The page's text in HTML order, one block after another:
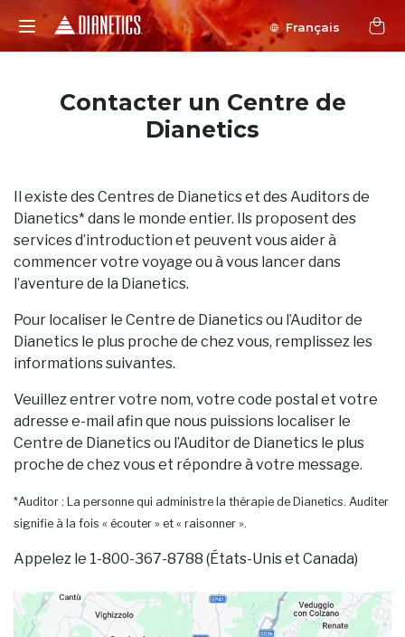
Français
Contacter un Centre de
Dianetics
Il existe des Centres de Dianetics et des Auditors de
Dianetics* dans le monde entier. Ils proposent des
services d’introduction et peuvent vous aider à
commencer votre voyage ou à vous lancer dans
l’aventure de la Dianetics.
Pour localiser le Centre de Dianetics ou l’Auditor de
Dianetics le plus proche de chez vous, remplissez les
informations suivantes.
Veuillez entrer votre nom, votre code postal et votre
adresse e-mail afin que nous puissions localiser le
Centre de Dianetics ou l’Auditor de Dianetics le plus
proche de chez vous et répondre à votre message.
*Auditor : La personne qui administre la thérapie de Dianetics. Auditer
signifie à la fois « écouter » et « raisonner ».
Appelez le 1-800-367-8788 (États-Unis et Canada)